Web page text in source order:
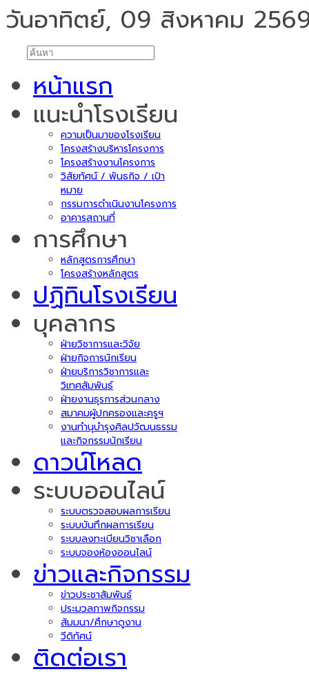
วันอาทิตย์, 09 สิงหาคม
หน้าแรก
แนะนำโรงเรียน
ความเป็นมาของโรงเรียน
โครงสร้างบริหารโครงการ
โครงสร้างงานโครงการ
วิสัยทัศน์ / พันธกิจ / เป้า
หมาย
กรรมการดำเนินงานโครงการ
อาคารสถานที่
การศึกษา
หลักสูตรการศึกษา
โครงสร้างหลักสูตร
ปฏิทินโรงเรียน
บุคลากร
ฝ่ายวิชาการและวิจัย
ฝ่ายกิจการนักเรียน
ฝ่ายบริการวิชาการและ
วิเทศสัมพันธ์
ฝ่ายงานธุรการส่วนกลาง
สมาคมผู้ปกครองและครูฯ
งานทำนุบำรุงศิลปวัฒนธรรม
และกิจกรรมนักเรียน
ดาวน์โหลด
ระบบออนไลน์
ระบบตรวจสอบผลการเรียน
ระบบบันทึกผลการเรียน
ระบบลงทะเบียนวิชาเลือก
ระบบจองห้องออนไลน์
ข่าวและกิจกรรม
ข่าวประชาสัมพันธ์
ประมวลภาพกิจกรรม
สัมมนา/ศึกษาดูงาน
วีดิทัศน์
ติดต่อเรา